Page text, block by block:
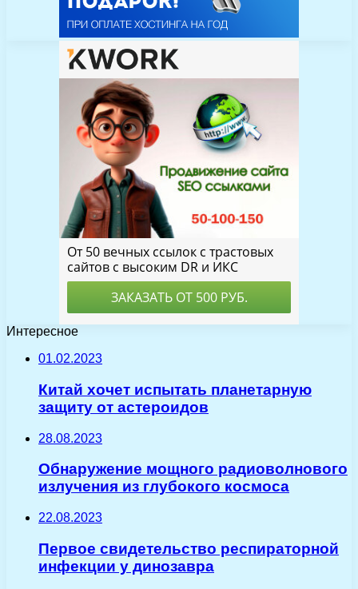
Интересное
01.02.2023
Китай хочет испытать планетарную
защиту от астероидов
28.08.2023
Обнаружение мощного радиоволнового
излучения из глубокого космоса
22.08.2023
Первое свидетельство респираторной
инфекции у динозавра